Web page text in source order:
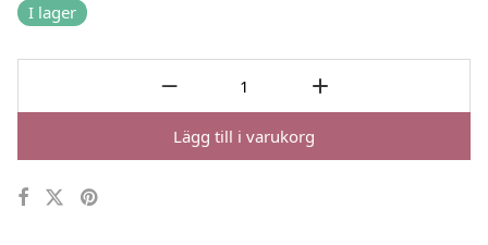
I lager
Lägg till i varukorg